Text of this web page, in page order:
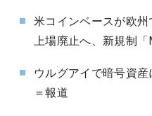
米コインベースが欧
上場廃止へ、新規制
ウルグアイで暗号資
＝報道